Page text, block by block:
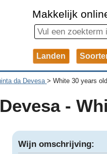
Makkelijk
Landen
da Devesa > White 30 years
-
Wijn omschrijving: